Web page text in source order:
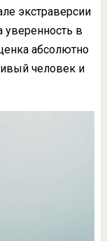
экстраверсии
уверенность в
абсолютно
человек и